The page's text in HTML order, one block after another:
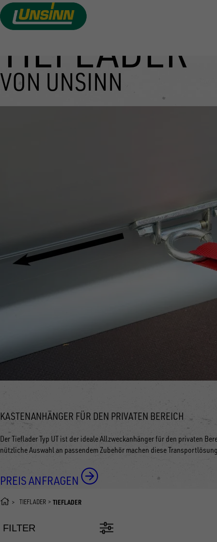
TIEFLADER
VON UNSINN
KASTENANHÄNGER FÜR DEN PRIVATEN BEREICH
Der Tieflader Typ UT ist der ideale Allzweckanhänger für den privaten
nützliche Auswahl an passendem Zubehör machen diese
PREIS ANFRAGEN
TIEFLADER TIEFLADER
FILTER